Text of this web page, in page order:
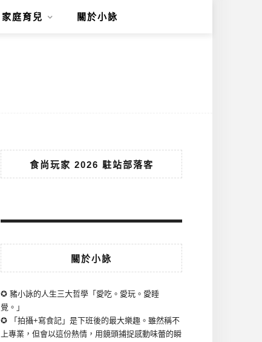
家庭育兒 關於小詠
食尚玩家 2026 駐站部落客
關於小詠
✪ 豬小詠的人生三大哲學「愛吃。愛玩。愛睡
覺。」
✪ 「拍攝+寫食記」是下班後的最大樂趣。雖然稱不
上專業，但會以這份熱情，用鏡頭捕捉感動味蕾的瞬